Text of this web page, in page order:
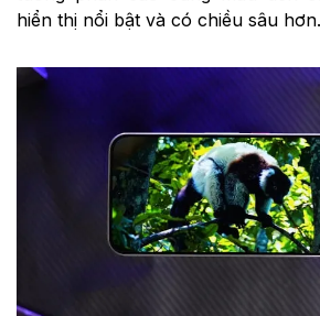
hiển thị nổi bật và có chiều sâu hơn.